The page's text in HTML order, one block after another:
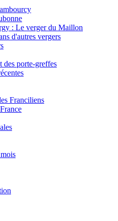
: Le verger du Maillon
d'autres vergers
des porte-greffes
Franciliens